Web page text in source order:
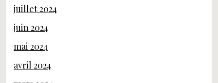
juillet 2024
juin 2024
mai 2024
avril 2024